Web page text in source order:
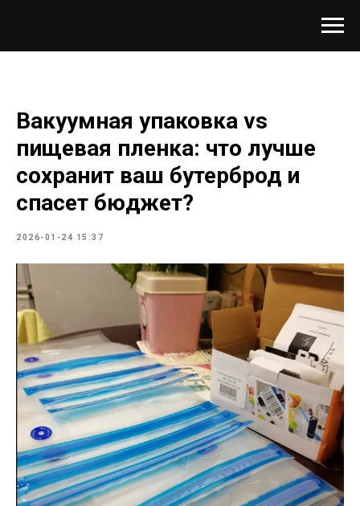
Вакуумная упаковка vs
пищевая пленка: что лучше
сохранит ваш бутерброд и
спасет бюджет?
2026-01-24 15:37